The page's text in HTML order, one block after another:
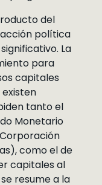
del
política
La
para
capitales
tanto el
Monetario
como el de
capitales al
resume a la